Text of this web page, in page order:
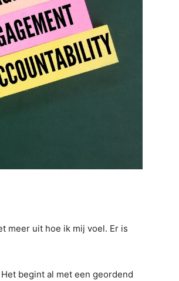
meer uit hoe ik mij voel. Er is
begint al met een geordend